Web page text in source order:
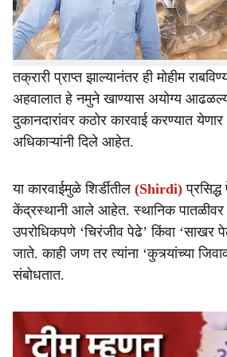
दुकानांवर धडक कारवाई करत विविध
काही ठिकाणी विक्रीस ठेवलेल्या पेढ्यांवर
तक्रारी प्राप्त झाल्यानंतर ही मोहीम
अहवालात हे नमुने खाण्यास अयोग्य
दुकानदारांवर कठोर कारवाई करण्यात
अधिकाऱ्यांनी दिले आहेत.
या कारवाईमुळे शिर्डीतील (Shirdi) प्रसिद्ध
केंद्रस्थानी आले आहेत. स्थानिक पातळीवर
उपरोधिकपणे ‘चिरंजीव पेढे’ किंवा
जाते. काही जण तर त्यांना ‘कुत्र्यांच्या
संबोधतात.